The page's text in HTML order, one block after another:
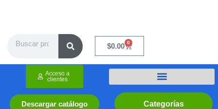
$0.00 0
Cart
Categorías
Descargar catálogo
Acceso a
clientes